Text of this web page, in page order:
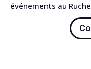
événements au